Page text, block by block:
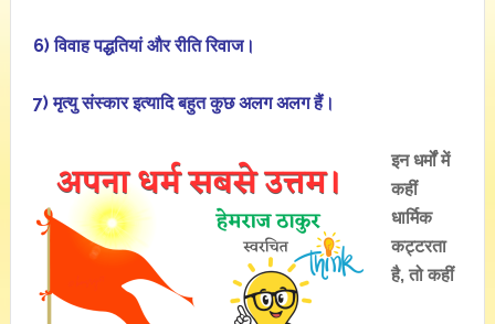
6) विवाह पद्धतियां और रीति रिवाज।
7) मृत्यु संस्कार इत्यादि बहुत कुछ अलग अलग हैं।
इन धर्मों में
कहीं
धार्मिक
कट्टरता
है, तो कहीं